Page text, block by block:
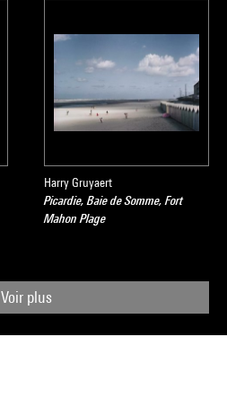
Harry Gruyaert
Picardie, Baie de Somme, Fort
Mahon Plage
Voir plus